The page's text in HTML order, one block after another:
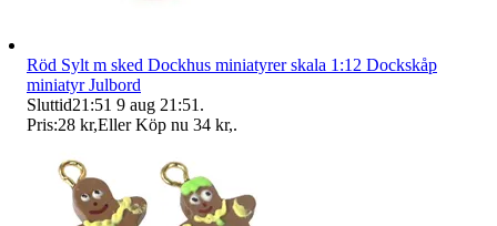
Röd Sylt m sked Dockhus miniatyrer skala 1:12 Dockskåp
miniatyr Julbord
Sluttid21:51 9 aug 21:51 .
Pris:28 kr,Eller Köp nu 34 kr,.